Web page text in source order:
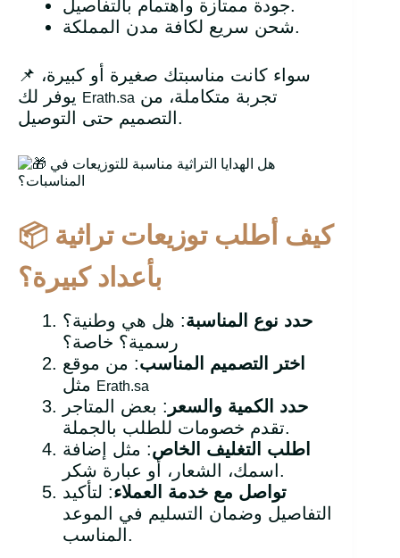
جودة ممتازة واهتمام بالتفاصيل.
شحن سريع لكافة مدن المملكة.
📌 سواء كانت مناسبتك صغيرة أو كبيرة،
Erath.sa
التصميم حتى التوصيل.
📦 كيف أطلب توزيعات تراثية
بأعداد كبيرة؟
حدد نوع المناسبة: هل هي وطنية؟
رسمية؟ خاصة؟
اختر التصميم المناسب: من موقع
Erath.sa
حدد الكمية والسعر : بعض المتاجر
تقدم خصومات للطلب بالجملة.
اطلب التغليف الخاص: مثل إضافة
اسمك، الشعار، أو عبارة شكر.
تواصل مع خدمة العملاء: لتأكيد
التفاصيل وضمان التسليم في الموعد
المناسب.